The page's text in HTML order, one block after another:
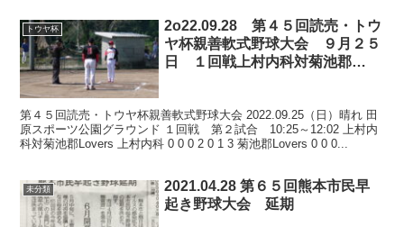
トウヤ杯
2o22.09.28 第４５回読売・トウ
ヤ杯親善軟式野球大会 ９月２５
日 １回戦上村内科対菊池郡
第４５回読売・トウヤ杯親善軟式野球大会 2022.09.25（日）晴れ 田
原スポーツ公園グラウンド １回戦 第２試合 10:25～12:02 上村内
科対菊池郡Lovers 上村内科 0 0 0 2 0 1 3 菊池郡Lovers 0 0 0...
未分類
2021.04.28 第６５回熊本市民早
起き野球大会 延期